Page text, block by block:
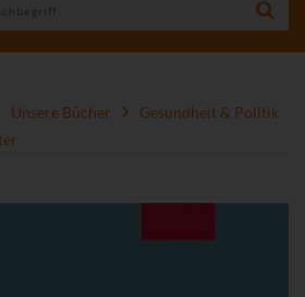
Unsere Bücher
Gesundheit & Politik